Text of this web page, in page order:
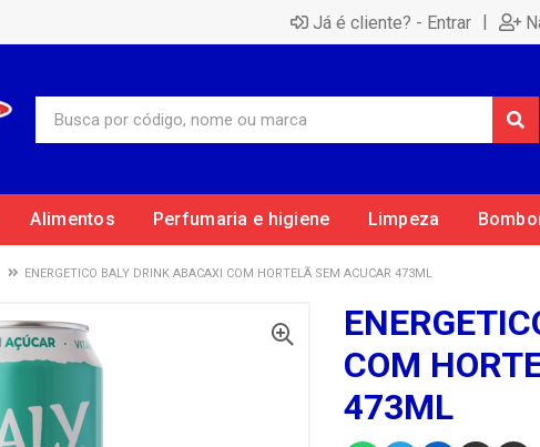
Já é cliente? - Entrar |
Alimentos Perfumaria e higiene Limpeza
ENERGETICO BALY DRINK ABACAXI COM HORTELÃ SEM ACUCAR 473ML
COM
473ML